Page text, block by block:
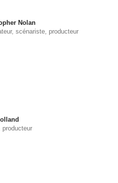
Nolan
scénariste, producteur
producteur